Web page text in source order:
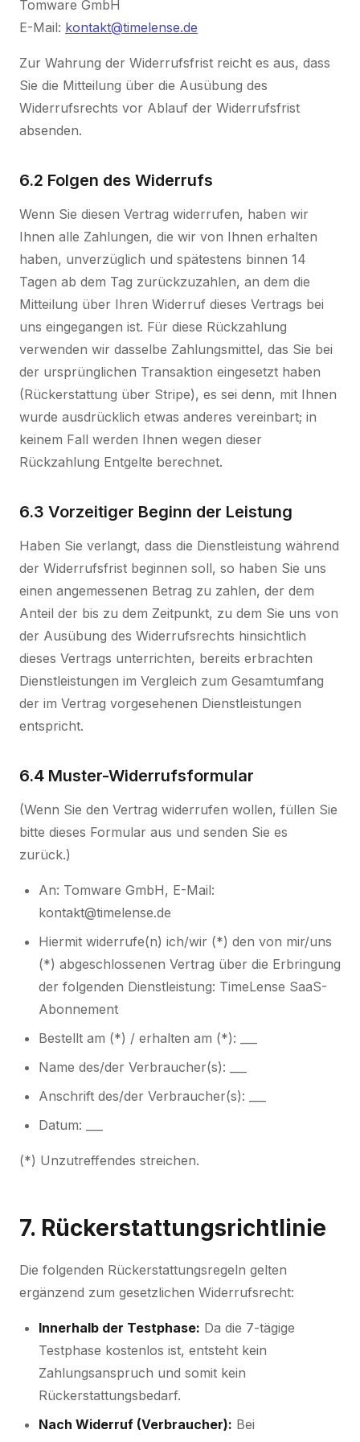
Tomware GmbH
E-Mail: kontakt@timelense.de
Zur Wahrung der Widerrufsfrist reicht es aus, dass
Sie die Mitteilung über die Ausübung des
Widerrufsrechts vor Ablauf der Widerrufsfrist
absenden.
6.2 Folgen des Widerrufs
Wenn Sie diesen Vertrag widerrufen, haben wir
Ihnen alle Zahlungen, die wir von Ihnen erhalten
haben, unverzüglich und spätestens binnen 14
Tagen ab dem Tag zurückzuzahlen, an dem die
Mitteilung über Ihren Widerruf dieses Vertrags bei
uns eingegangen ist. Für diese Rückzahlung
verwenden wir dasselbe Zahlungsmittel, das Sie bei
der ursprünglichen Transaktion eingesetzt haben
(Rückerstattung über Stripe), es sei denn, mit Ihnen
wurde ausdrücklich etwas anderes vereinbart; in
keinem Fall werden Ihnen wegen dieser
Rückzahlung Entgelte berechnet.
6.3 Vorzeitiger Beginn der Leistung
Haben Sie verlangt, dass die Dienstleistung während
der Widerrufsfrist beginnen soll, so haben Sie uns
einen angemessenen Betrag zu zahlen, der dem
Anteil der bis zu dem Zeitpunkt, zu dem Sie uns von
der Ausübung des Widerrufsrechts hinsichtlich
dieses Vertrags unterrichten, bereits erbrachten
Dienstleistungen im Vergleich zum Gesamtumfang
der im Vertrag vorgesehenen Dienstleistungen
entspricht.
6.4 Muster-Widerrufsformular
(Wenn Sie den Vertrag widerrufen wollen, füllen Sie
bitte dieses Formular aus und senden Sie es
zurück.)
An: Tomware GmbH, E-Mail:
kontakt@timelense.de
Hiermit widerrufe(n) ich/wir (*) den von mir/uns
(*) abgeschlossenen Vertrag über die Erbringung
der folgenden Dienstleistung: TimeLense SaaS-
Abonnement
Bestellt am (*) / erhalten am (*): ___
Name des/der Verbraucher(s): ___
Anschrift des/der Verbraucher(s): ___
Datum: ___
(*) Unzutreffendes streichen.
7. Rückerstattungsrichtlinie
Die folgenden Rückerstattungsregeln gelten
ergänzend zum gesetzlichen Widerrufsrecht:
Innerhalb der Testphase: Da die 7-tägige
Testphase kostenlos ist, entsteht kein
Zahlungsanspruch und somit kein
Rückerstattungsbedarf.
Nach Widerruf (Verbraucher): Bei